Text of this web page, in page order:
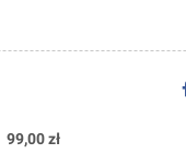
99,00 zł